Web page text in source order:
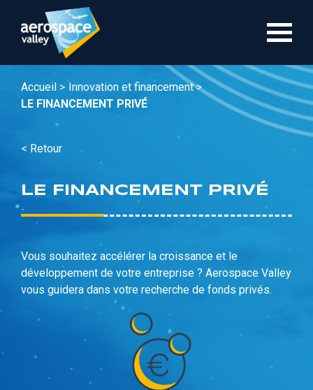
contenu
Accueil > Innovation et financement >
LE FINANCEMENT PRIVÉ
< Retour
LE FINANCEMENT PRIVÉ
Vous souhaitez accélérer la croissance et le
développement de votre entreprise ? Aerospace Valley
vous guidera dans votre recherche de fonds privés.